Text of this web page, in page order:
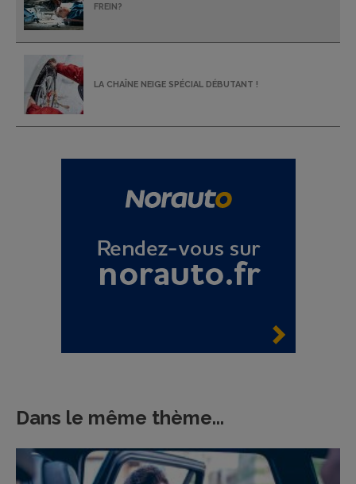
FREIN?
LA CHAÎNE NEIGE SPÉCIAL DÉBUTANT !
Dans le même thème...